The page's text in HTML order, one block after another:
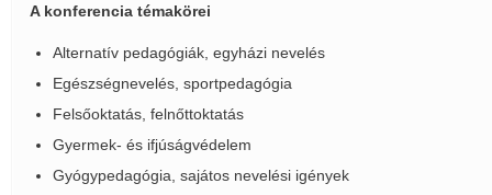
A konferencia témakörei
Alternatív pedagógiák, egyházi nevelés
Egészségnevelés, sportpedagógia
Felsőoktatás, felnőttoktatás
Gyermek- és ifjúságvédelem
Gyógypedagógia, sajátos nevelési igények